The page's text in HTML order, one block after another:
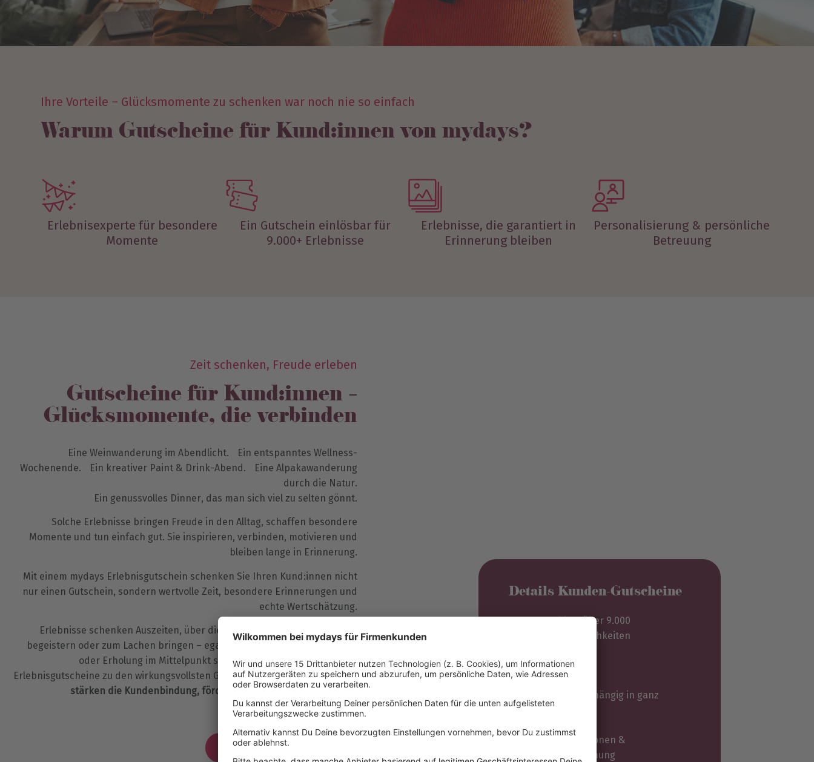
Ihre Vorteile – Glücksmomente zu schenken war noch nie so einfach
Warum Gutscheine für Kund:innen von mydays?
Erlebnisexperte für besondere
Momente
Ein Gutschein einlösbar für
9.000+ Erlebnisse
Erlebnisse, die garantiert in
Erinnerung bleiben
Personalisierung & persönliche
Betreuung
Zeit schenken, Freude erleben
Gutscheine für Kund:innen –
Glücksmomente, die verbinden
Eine Weinwanderung im Abendlicht. Ein entspanntes Wellness-
Wochenende. Ein kreativer Paint & Drink-Abend. Eine Alpakawanderung
durch die Natur.
Ein genussvolles Dinner, das man sich viel zu selten gönnt.
Solche Erlebnisse bringen Freude in den Alltag, schaffen besondere
Momente und tun einfach gut. Sie inspirieren, verbinden, motivieren und
bleiben lange in Erinnerung.
Mit einem mydays Erlebnisgutschein schenken Sie Ihren Kund:innen nicht
nur einen Gutschein, sondern wertvolle Zeit, besondere Erinnerungen und
echte Wertschätzung.
Erlebnisse schenken Auszeiten, über die man spricht, die entspannen,
begeistern oder zum Lachen bringen – egal, ob Genuss, Natur, Kreativität
oder Erholung im Mittelpunkt stehen. Genau deshalb gehören
Erlebnisgutscheine zu den wirkungsvollsten Geschenken für Kund:innen.Sie
stärken die Kundenbindung, fördern Loyalität und zeigen echte
Wertschätzung.
Jetzt Beratung vereinbaren
Details Kunden-Gutscheine
Auswahl an über 9.000
Erlebnismöglichkeiten
3 Jahre gültig
Standortunabhängig in ganz
Deutschland
Firmenkonditionen &
Kauf auf Rechnung